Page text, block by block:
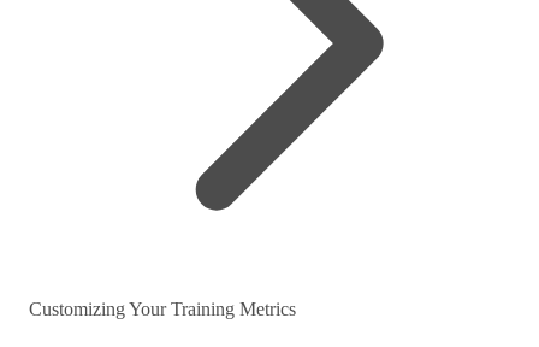
Customizing Your Training Metrics